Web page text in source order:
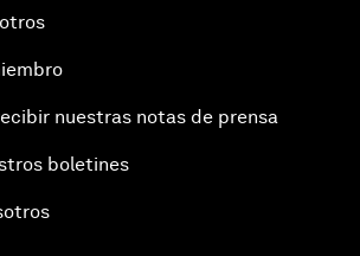
nuestras notas de prensa
boletines